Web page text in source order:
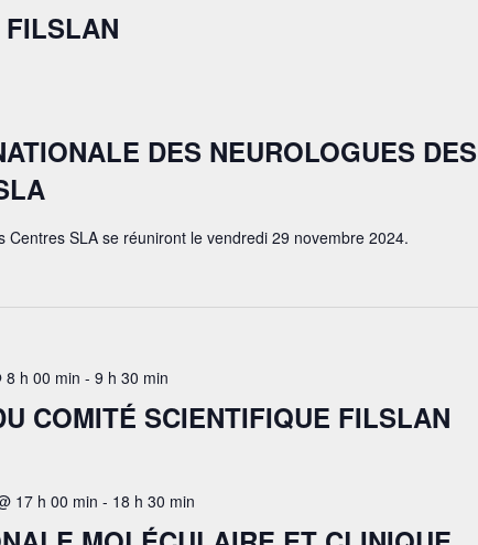
FILSLAN
DES NEUROLOGUES DES
Centres SLA se réuniront le vendredi 29 novembre 2024.
8 h 00 min - 9 h 30 min
COMITÉ SCIENTIFIQUE FILSLAN
17 h 00 min - 18 h 30 min